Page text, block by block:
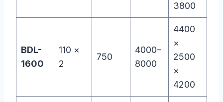
3800
BDL-
1600
110 ×
2
750
4000–
8000
4400
×
2500
×
4200